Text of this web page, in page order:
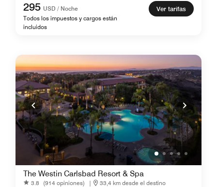
295 USD / Noche
Todos los impuestos y cargos están
incluidos
Ver tarifas
The Westin Carlsbad Resort & Spa
3.8 (914 opiniones) |
33,4 km desde el destino